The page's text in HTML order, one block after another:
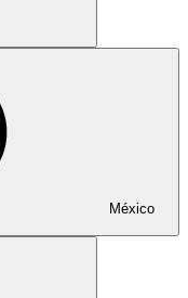
México